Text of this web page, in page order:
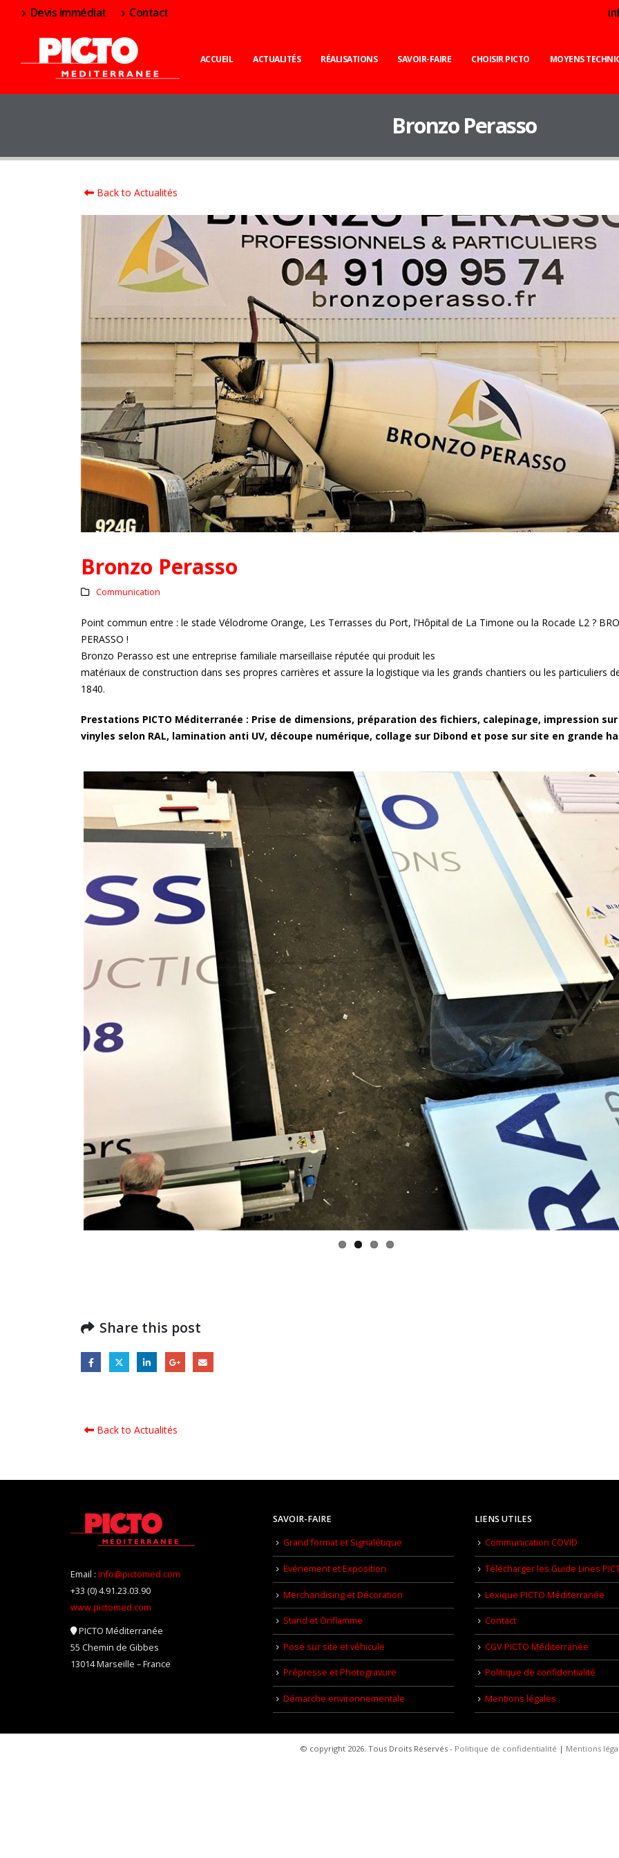
Devis immédiat Contact
ACCUEIL ACTUALITÉS RÉALISATIONS SAVOIR-FAIRE CHOISIR PICTO MOYENS
Bronzo Perasso
Back to Actualités
Bronzo Perasso
Communication
Point commun entre : le stade Vélodrome Orange, Les Terrasses du Port, l’Hôpital de La Timone ou la Rocade L2 ?
PERASSO !
Bronzo Perasso est une entreprise familiale marseillaise réputée qui produit les
matériaux de construction dans ses propres carrières et assure la logistique via les grands chantiers ou les particuliers
1840.
Prestations PICTO Méditerranée : Prise de dimensions, préparation des fichiers, calepinage, impression sur
vinyles selon RAL, lamination anti UV, découpe numérique, collage sur Dibond et pose sur site en grande
Share this post
Back to Actualités
L’assurance qualité de vos
impressions
La Provence, au plus près des
« Métropole le Mag » :
Présentoirs du magazine de
La conserverie Marius-
Bernard à Saint-Chamas
«Alice et les drôles d’oiseaux»
Le chassis aluminium rentrant
Pionniers d’hier – Précurseurs
de demain
GPC Helmets – PLV en édition
3 bis f à Aix-en-Provence
EFFIA, Stationnez en toute
simplicité
L’Occitane en Provence –
Flora Orchestra
Icônes automobiles l’expo
L’assurance
impressions
La Provence, au
« Métropole le
Présentoirs du
La conserverie
Bernard à Saint-
«Alice et les drôles
Le chassis
Email : info@pictomed.com
+33 (0) 4.91.23.03.90
www.pictomed.com
PICTO Méditerranée
55 Chemin de Gibbes
13014 Marseille – France
SAVOIR-FAIRE
Grand format et Signalétique
Evénement et Exposition
Merchandising et Décoration
Stand et Oriflamme
Pose sur site et véhicule
Prépresse et Photogravure
Démarche environnementale
LIENS UTILES
Communication COVID
Télécharger les Guide Lines
Lexique PICTO Méditerranée
Contact
CGV PICTO Méditerranée
Politique de confidentialité
Mentions légales
© copyright 2026. Tous Droits Réservés - Politique de confidentialité | Mentions